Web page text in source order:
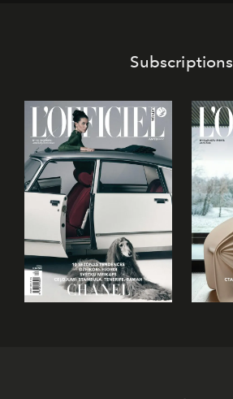
Subscriptions